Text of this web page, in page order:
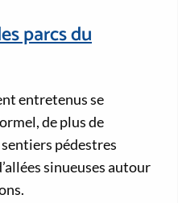
parcs du
entretenus se
de plus de
pédestres
sinueuses autour